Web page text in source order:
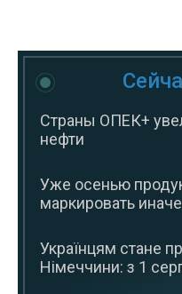
Страны ОПЕК+
нефти
Уже осенью
маркировать
Українцям стане
Німеччини: з 1